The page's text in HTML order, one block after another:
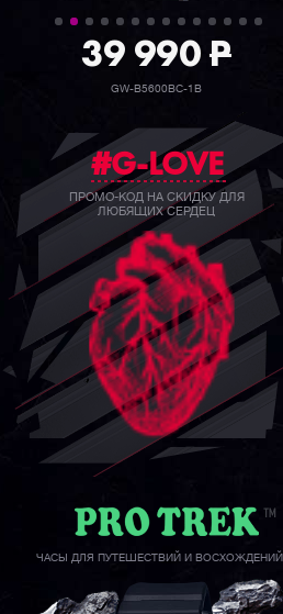
39 990P
GW-B5600BC-1B
#G-LOVE
ПРОМО-КОД НА СКИДКУ ДЛЯ
ЛЮБЯЩИХ СЕРДЕЦ
ЧАСЫ ДЛЯ ПУТЕШЕСТВИЙ И ВОСХОЖДЕНИЙ